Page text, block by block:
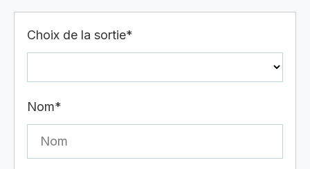
Choix de la sortie*
Nom*